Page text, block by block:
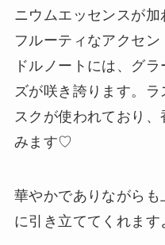
ニウムエッセンスが
フルーティなアクセン
ドルノートには、グ
ズが咲き誇ります。
スクが使われており
みます♡
華やかでありながらも
に引き立ててくれます